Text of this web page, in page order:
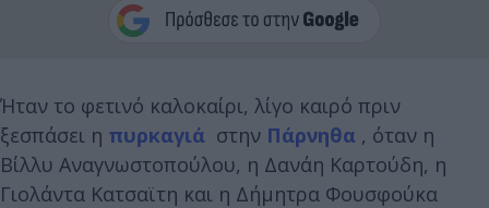
Ήταν το φετινό καλοκαίρι, λίγο καιρό πριν
ξεσπάσει η πυρκαγιά στην Πάρνηθα , όταν η
Βίλλυ Αναγνωστοπούλου, η Δανάη Καρτούδη, η
Γιολάντα Κατσαϊτη και η Δήμητρα Φουσφούκα